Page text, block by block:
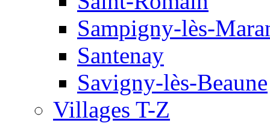
Sampigny-lès-
Santenay
Savigny-lès-Beaune
Villages T-Z